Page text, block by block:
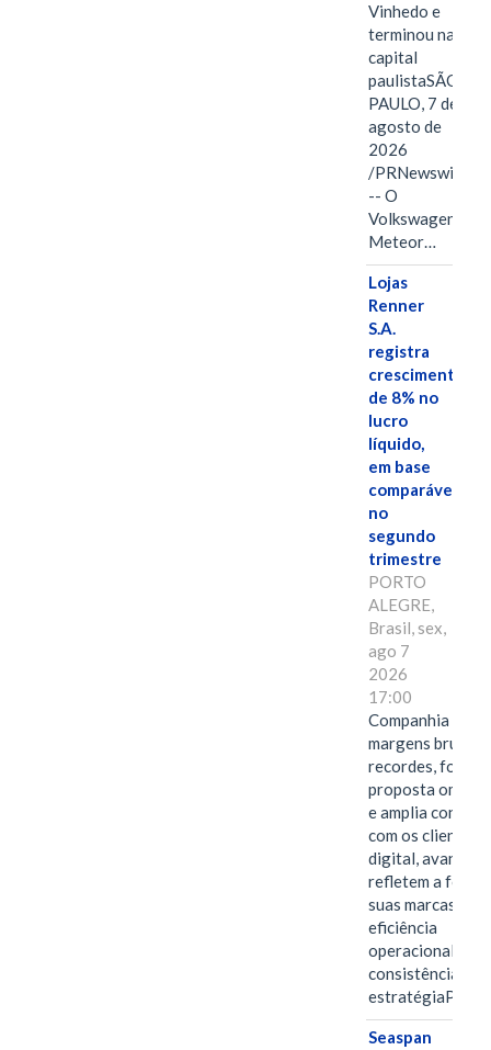
Vinhedo e
terminou na
capital
paulistaSÃO
PAULO, 7 de
agosto de
2026
/PRNewswire/
-- O
Volkswagen
Meteor…
Lojas
Renner
S.A.
registra
crescimento
de 8% no
lucro
líquido,
em base
comparável,
no
segundo
trimestre
PORTO
ALEGRE,
Brasil, sex,
ago 7
2026
17:00
Companhia
margens brutas
recordes,
proposta
e amplia
com os clientes
digital, avanços
refletem a força
suas marcas, a
eficiência
operacional e a
consistência de
Seaspan